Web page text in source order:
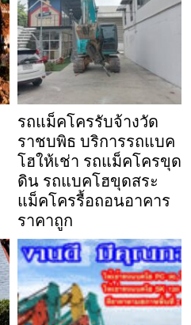
รถแม็คโครรับจ้างวัด
ราชบพิธ บริการรถแบค
โฮให้เช่า รถแม็คโครขุด
ดิน รถแบคโฮขุดสระ
แม็คโครรื้อถอนอาคาร
ราคาถูก